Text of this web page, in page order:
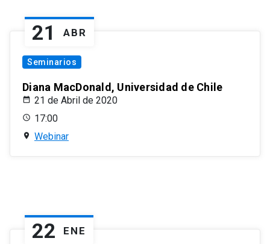
21 ABR
Seminarios
Diana MacDonald, Universidad de Chile
21 de Abril de 2020
17:00
Webinar
22 ENE